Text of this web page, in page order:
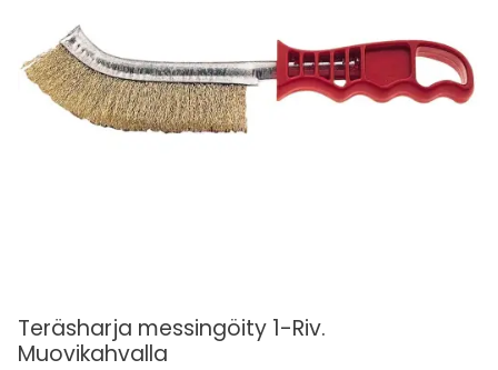
Teräsharja messingöity 1-Riv.
Muovikahvalla